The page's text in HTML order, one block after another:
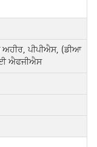
ਅਹੀਰ, ਪੀਪੀਐਸ, (ਡੀਆ
ਐਫਜੀਐਸ